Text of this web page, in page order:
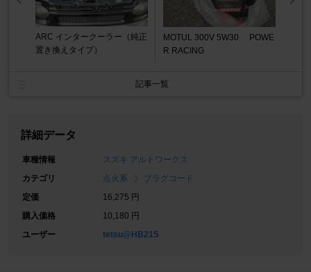
ARC インタークーラー（純正
置き換えタイプ）
MOTUL 300V 5W30 POWE
R RACING
記事一覧
詳細データ
車種情報
スズキ アルトワークス
カテゴリ
点火系
プラグコード
定価
16,275 円
購入価格
10,180 円
ユーザー
tetsu@HB21S